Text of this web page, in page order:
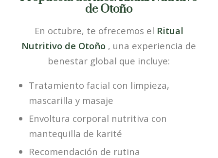
de Otoño
En octubre, te ofrecemos el Ritual
Nutritivo de Otoño , una experiencia de
benestar global que incluye:
Tratamiento facial con limpieza,
mascarilla y masaje
Envoltura corporal nutritiva con
mantequilla de karité
Recomendación de rutina